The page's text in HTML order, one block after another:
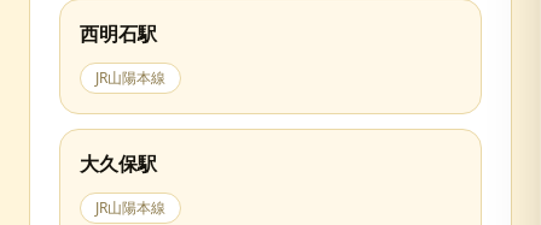
西明石駅
JR山陽本線
大久保駅
JR山陽本線